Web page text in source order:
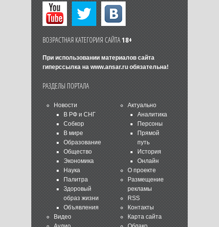
ВОЗРАСТНАЯ КАТЕГОРИЯ САЙТА18+
При использовании материалов сайта
гиперссылка на www.ansar.ruобязательна!
РАЗДЕЛЫ ПОРТАЛА
Новости
В РФ и СНГ
Собкор
В мире
Образование
Общество
Экономика
Наука
Палитра
Здоровый
образ жизни
Объявления
Видео
Актуально
Аналитика
Персоны
Прямой
путь
История
Онлайн
О проекте
Размещение
рекламы
RSS
Контакты
Карта сайта